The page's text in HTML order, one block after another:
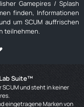
Gamepires / Splash
finden, Informationen
um SCUM auffrischen
teilnehmen.
Suite™
und steht in keiner
eingetragene Marken von